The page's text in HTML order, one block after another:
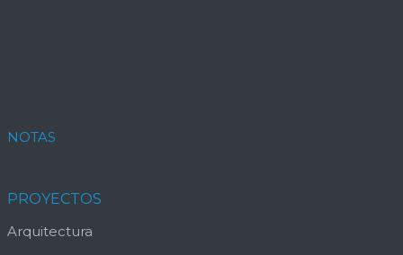
NOTAS
PROYECTOS
Arquitectura